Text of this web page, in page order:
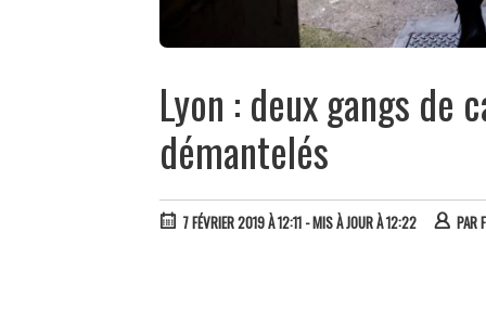
Lyon : deux gangs de
démantelés
7 FÉVRIER 2019 À 12:11 - MIS À JOUR À 12:22 PAR